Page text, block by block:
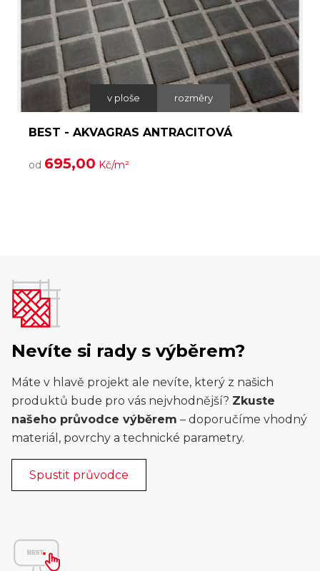
v ploše rozměry
BEST - AKVAGRAS ANTRACITOVÁ
od 695,00 Kč/m²
Nevíte si rady s výběrem?
Máte v hlavě projekt ale nevíte, který z našich
produktů bude pro vás nejvhodnější? Zkuste
našeho průvodce výběrem – doporučíme vhodný
materiál, povrchy a technické parametry.
Spustit průvodce